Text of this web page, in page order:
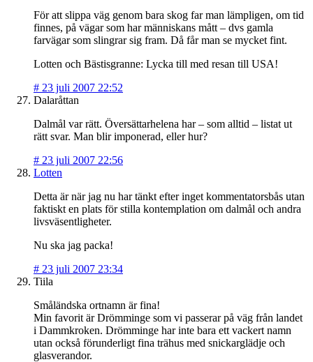
För att slippa väg genom bara skog far man lämpligen, om tid
finnes, på vägar som har människans mått – dvs gamla
farvägar som slingrar sig fram. Då får man se mycket fint.
Lotten och Bästisgranne: Lycka till med resan till USA!
# 23 juli 2007 22:52
Dalaråttan
Dalmål var rätt. Översättarhelena har – som alltid – listat ut
rätt svar. Man blir imponerad, eller hur?
# 23 juli 2007 22:56
Lotten
Detta är när jag nu har tänkt efter inget kommentatorsbås utan
faktiskt en plats för stilla kontemplation om dalmål och andra
livsväsentligheter.
Nu ska jag packa!
# 23 juli 2007 23:34
Tiila
Småländska ortnamn är fina!
Min favorit är Drömminge som vi passerar på väg från landet
i Dammkroken. Drömminge har inte bara ett vackert namn
utan också förunderligt fina trähus med snickarglädje och
glasverandor.